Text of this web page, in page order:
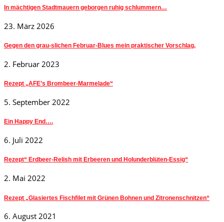
In mächtigen Stadtmauern geborgen ruhig schlummern…
23. März 2026
Gegen den grau-slichen Februar-Blues mein praktischer Vorschlag,
2. Februar 2023
Rezept „AFE’s Brombeer-Marmelade“
5. September 2022
Ein Happy End….
6. Juli 2022
Rezept“ Erdbeer-Relish mit Erbeeren und Holunderblüten-Essig“
2. Mai 2022
Rezept „Glasiertes Fischfilet mit Grünen Bohnen und Zitronenschnitzen“
6. August 2021